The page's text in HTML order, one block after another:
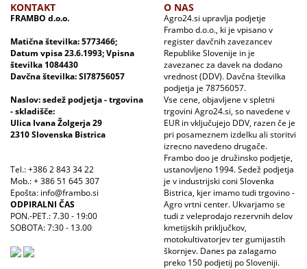
KONTAKT
FRAMBO d.o.o.
Matična številka: 5773466;
Datum vpisa 23.6.1993; Vpisna
številka 1084430
Davčna številka: SI78756057
Naslov: sedež podjetja - trgovina
- skladišče:
Ulica Ivana Žolgerja 29
2310 Slovenska Bistrica
Tel.: +386 2 843 34 22
Mob.: + 386 51 645 307
Epošta: info@frambo.si
ODPIRALNI ČAS
PON.-PET.: 7.30 - 19:00
SOBOTA: 7:30 - 13.00
O NAS
Agro24.si upravlja podjetje
Frambo d.o.o., ki je vpisano v
register davčnih zavezancev
Republike Slovenije in je
zavezanec za davek na dodano
vrednost (DDV). Davčna številka
podjetja je 78756057.
Vse cene, objavljene v spletni
trgovini Agro24.si, so navedene v
EUR in vključujejo DDV, razen če je
pri posameznem izdelku ali storitvi
izrecno navedeno drugače.
Frambo doo je družinsko podjetje,
ustanovljeno 1994. Sedež podjetja
je v industrijski coni Slovenka
Bistrica, kjer imamo tudi trgovino -
Agro vrtni center. Ukvarjamo se
tudi z veleprodajo rezervnih delov
kmetijskih priključkov,
motokultivatorjev ter gumijastih
škornjev. Danes pa zalagamo
preko 150 podjetij po Sloveniji.